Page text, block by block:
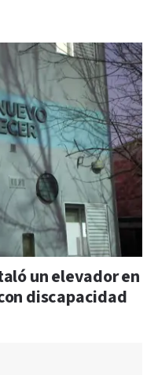
un elevador en
discapacidad